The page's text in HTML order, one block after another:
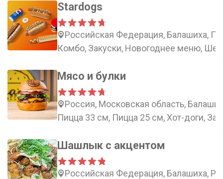
Stardogs
Российская Федерация, Балашиха,
Комбо, Закуски, Новогоднее меню,
Мясо и булки
Россия, Московская область,
Пицца 33 см, Пицца 25 см, Хот-доги,
Шашлык с акцентом
Российская Федерация, Балашиха,